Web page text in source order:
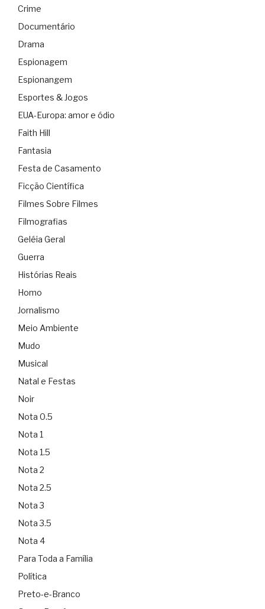
Crime
Documentário
Drama
Espionagem
Espionangem
Esportes & Jogos
EUA-Europa: amor e ódio
Faith Hill
Fantasia
Festa de Casamento
Ficção Científica
Filmes Sobre Filmes
Filmografias
Geléia Geral
Guerra
Histórias Reais
Homo
Jornalismo
Meio Ambiente
Mudo
Musical
Natal e Festas
Noir
Nota 0.5
Nota 1
Nota 1.5
Nota 2
Nota 2.5
Nota 3
Nota 3.5
Nota 4
Para Toda a Família
Política
Preto-e-Branco